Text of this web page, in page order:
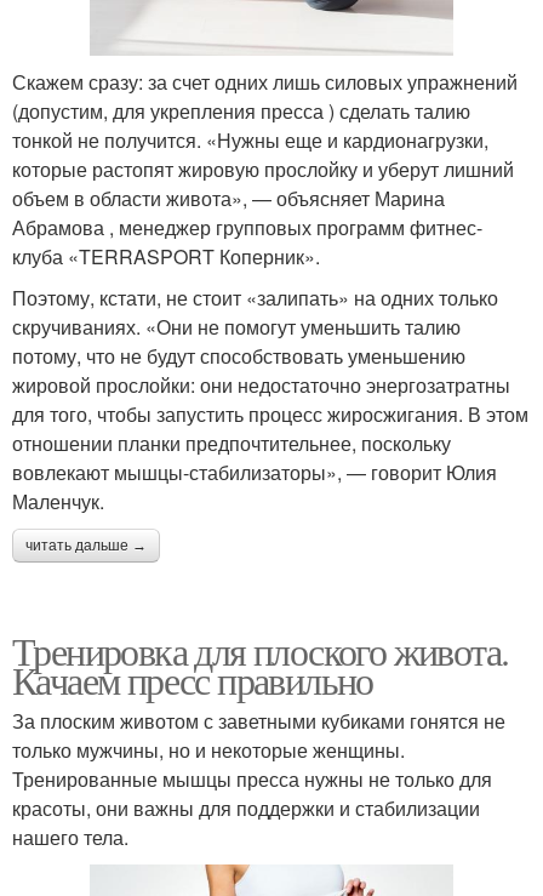
Скажем сразу: за счет одних лишь силовых упражнений
(допустим, для укрепления пресса ) сделать талию
тонкой не получится. «Нужны еще и кардионагрузки,
которые растопят жировую прослойку и уберут лишний
объем в области живота», — объясняет Марина
Абрамова , менеджер групповых программ фитнес-
клуба «TERRASPORT Коперник».
Поэтому, кстати, не стоит «залипать» на одних только
скручиваниях. «Они не помогут уменьшить талию
потому, что не будут способствовать уменьшению
жировой прослойки: они недостаточно энергозатратны
для того, чтобы запустить процесс жиросжигания. В этом
отношении планки предпочтительнее, поскольку
вовлекают мышцы-стабилизаторы», — говорит Юлия
Маленчук.
читать дальше →
Тренировка для плоского живота.
Качаем пресс правильно
За плоским животом с заветными кубиками гонятся не
только мужчины, но и некоторые женщины.
Тренированные мышцы пресса нужны не только для
красоты, они важны для поддержки и стабилизации
нашего тела.